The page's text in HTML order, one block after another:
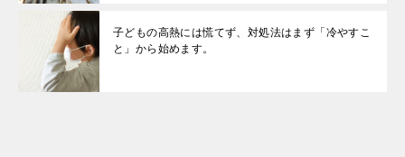
子どもの高熱には慌てず、対処法はまず「冷やすこ
と」から始めます。